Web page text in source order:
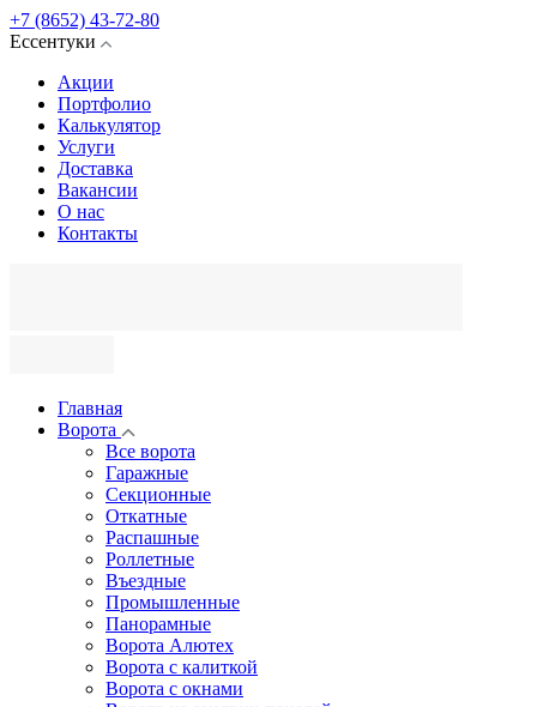
+7 (8652) 43-72-80
Ессентуки
Акции
Портфолио
Калькулятор
Услуги
Доставка
Вакансии
О нас
Контакты
Главная
Ворота
Все ворота
Гаражные
Секционные
Откатные
Распашные
Роллетные
Въездные
Промышленные
Панорамные
Ворота Алютех
Ворота с калиткой
Ворота c окнами